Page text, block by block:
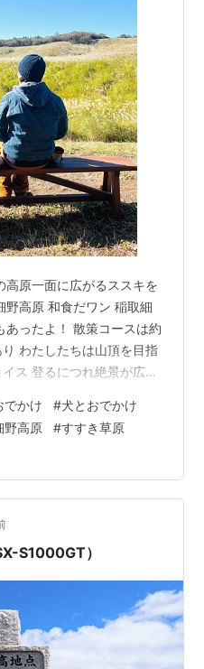
高原一面に広がるススキを
野高原 和食だワン 稲取細
あったよ！ 散策コースは約
わたしたちは山頂を目指
ス 登るにつれ絶景が広が
！🙌 この時点ですでに２
ました。 お昼ごはんの時
結局、約３時間３０分ほ
に行けて少し登ると絶景が
スメですよ！ 秋のすすき鑑
でかけ #犬とおでかけ
野高原 #すすき草原
S1000GT）